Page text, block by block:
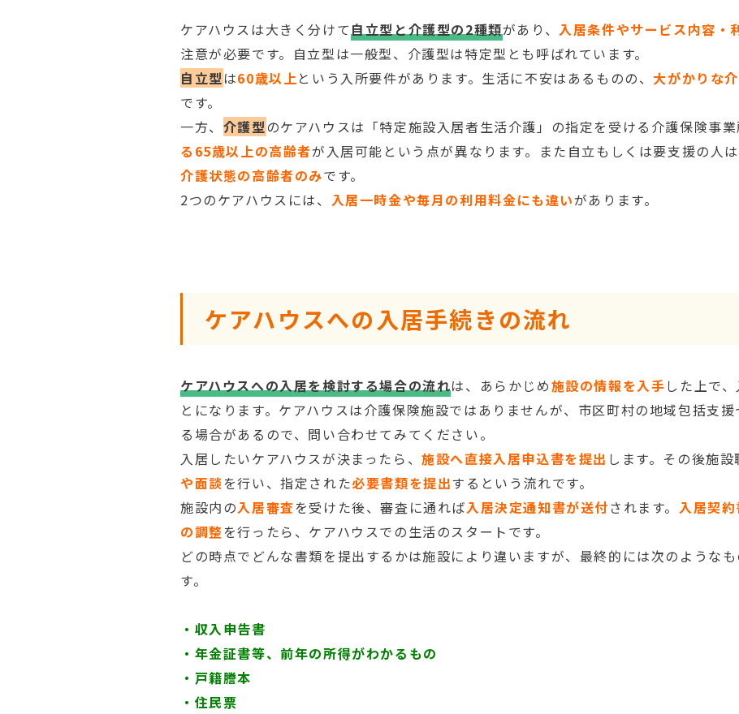
ケアハウスは大きく分けて自立型と介護型の2種類があり、入居条件やサービス内容・
注意が必要です。自立型は一般型、介護型は特定型とも呼ばれています。
自立型は60歳以上という入所要件があります。生活に不安はあるものの、大がかりな
です。
一方、 介護型のケアハウスは「特定施設入居者生活介護」の指定を受ける介護保険事
る65歳以上の高齢者が入居可能という点が異なります。また自立もしくは要支援の人
介護状態の高齢者のみです。
2つのケアハウスには、 入居一時金や毎月の利用料金にも違いがあります。
ケアハウスへの入居手続きの流れ
ケアハウスへの入居を検討する場合の流れは、あらかじめ施設の情報を入手 した上で
とになります。ケアハウスは介護保険施設ではありませんが、市区町村の地域包括支
る場合があるので、問い合わせてみてください。
入居したいケアハウスが決まったら、施設へ直接入居申込書を提出 します。その後施設
や面談を行い、指定された必要書類を提出するという流れです。
施設内の入居審査を受けた後、審査に通れば入居決定通知書が送付されます。入居契
の調整を行ったら、ケアハウスでの生活のスタートです。
どの時点でどんな書類を提出するかは施設により違いますが、最終的には次のような
す。
・収入申告書
・年金証書等、前年の所得がわかるもの
・戸籍謄本
・住民票